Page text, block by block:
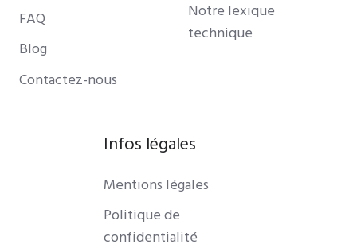
FAQ
Blog
Contactez-nous
Notre lexique
technique
Infos légales
Mentions légales
Politique de
confidentialité